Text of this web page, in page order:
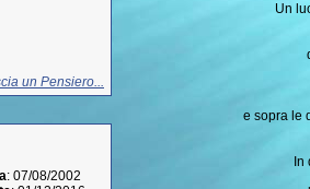
un Pensiero...
: 07/08/2002
Un
e sopra le